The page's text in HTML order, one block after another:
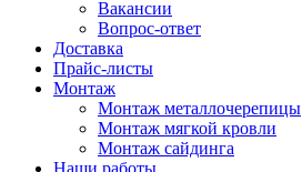
Вакансии
Вопрос-ответ
Доставка
Прайс-листы
Монтаж
Монтаж металлочерепицы
Монтаж мягкой кровли
Монтаж сайдинга